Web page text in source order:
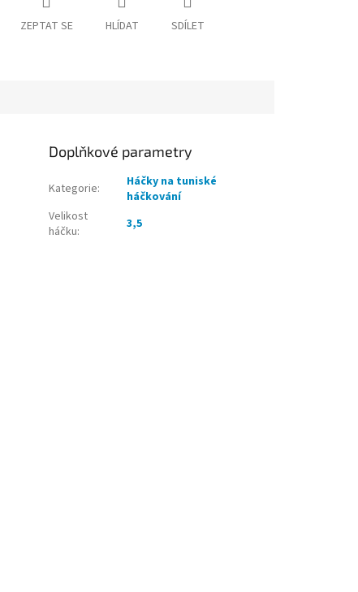
ZEPTAT SE HLÍDAT SDÍLET
Doplňkové parametry
Kategorie:
Háčky na tuniské
háčkování
Velikost
háčku: 3,5